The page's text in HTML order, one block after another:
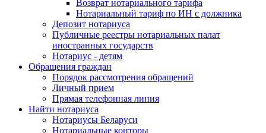
Возврат нотариального тарифа
Нотариальный тариф по ИН с должника
Депозит нотариуса
Публичные реестры нотариальных палат
иностранных государств
Нотариус - детям
Обращения граждан
Порядок рассмотрения обращений
Личный прием
Прямая телефонная линия
Найти нотариуса
Нотариусы Беларуси
Нотариальные конторы